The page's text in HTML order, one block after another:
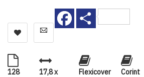
Facebook
128
17,8 x
Flexicover
Corint